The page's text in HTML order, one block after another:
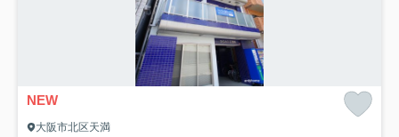
NEW
大阪市北区天満